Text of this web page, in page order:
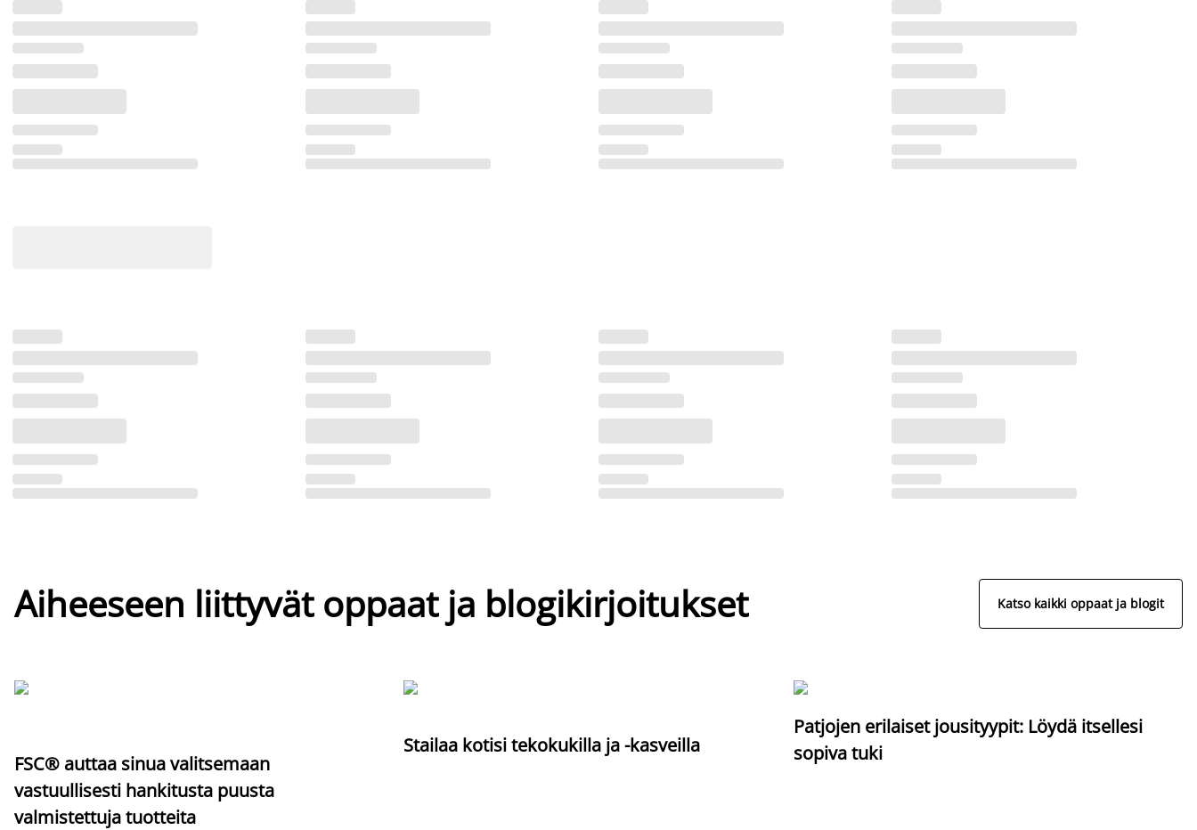
Aiheeseen liittyvät oppaat ja blogikirjoitukset Katso kaikki oppaat ja blogit
FSC® auttaa sinua valitsemaan
vastuullisesti hankitusta puusta
valmistettuja tuotteita
Stailaa kotisi tekokukilla ja -kasveilla
Patjojen erilaiset jousityypit: Löydä itsellesi
sopiva tuki